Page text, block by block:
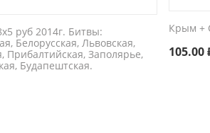
руб 2014г. Битвы:
Белорусская, Львовская,
Прибалтийская, Заполярье,
Будапештская.
Крым +
105.00